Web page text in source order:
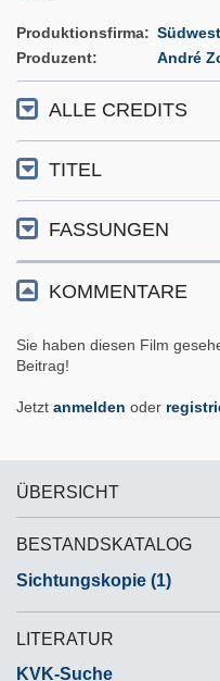
Produktionsfirma
Produzent
André
ALLE CREDITS
TITEL
FASSUNGEN
KOMMENTARE
Sie haben diesen Film
Beitrag!
Jetzt anmelden oder
ÜBERSICHT
BESTANDSKATALOG
Sichtungskopie (1)
LITERATUR
KVK-Suche